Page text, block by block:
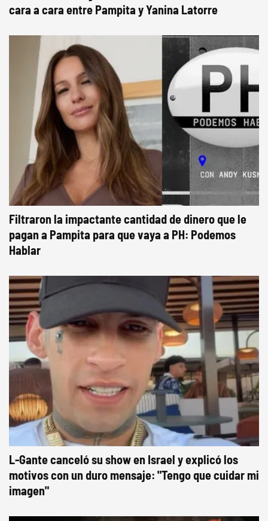
cara a cara entre Pampita y Yanina Latorre
Filtraron la impactante cantidad de dinero que le
pagan a Pampita para que vaya a PH: Podemos
Hablar
L-Gante canceló su show en Israel y explicó los
motivos con un duro mensaje: "Tengo que cuidar mi
imagen"